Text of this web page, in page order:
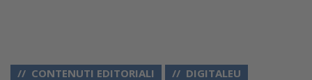
CONTENUTI EDITORIALI DIGITALEU